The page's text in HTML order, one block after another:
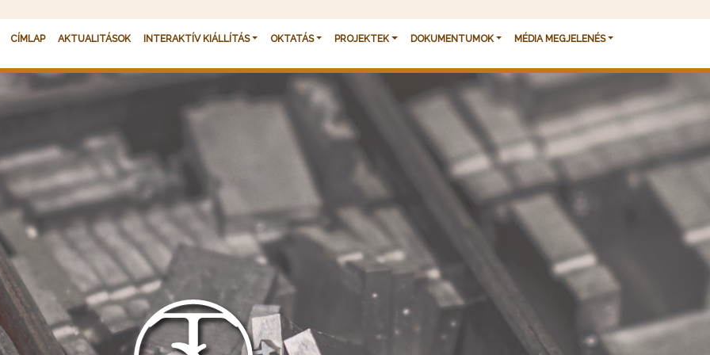
Fő navigáció
CÍMLAP AKTUALITÁSOK INTERAKTÍV KIÁLLÍTÁS OKTATÁS PROJEKTEK DOKUMENTUMOK MÉDIA MEGJELENÉS